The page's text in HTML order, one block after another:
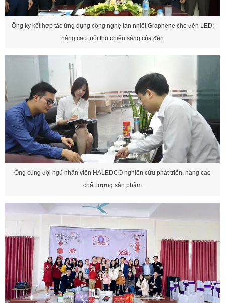
Ông ký kết hợp tác ứng dụng công nghệ tản nhiệt Graphene cho đèn LED;
nâng cao tuổi thọ chiếu sáng của đèn
Ông cùng đội ngũ nhân viên HALEDCO nghiên cứu phát triển, nâng cao
chất lượng sản phẩm